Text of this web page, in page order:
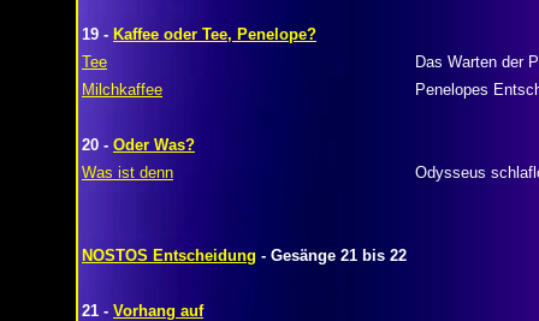
19 - Kaffee oder Tee, Penelope?
Tee
Das Warten der
Milchkaffee
Penelopes
20 - Oder Was?
Was ist denn
Odysseus
NOSTOS Entscheidung - Gesänge 21 bis 22
21 - Vorhang auf